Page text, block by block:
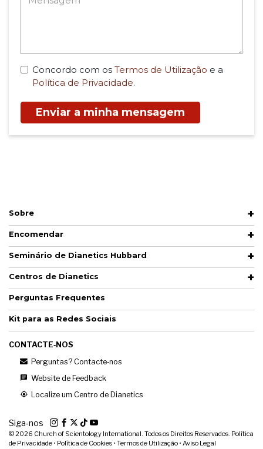
Concordo com os Termos de Utilização e a
Política de Privacidade.
Enviar a minha mensagem
Sobre
Encomendar
Seminário de Dianetics Hubbard
Centros de Dianetics
Perguntas Frequentes
Kit para as Redes Sociais
CONTACTE‑NOS
Perguntas? Contacte‑nos
Website de Feedback
Localize um Centro de Dianetics
Siga‑nos
© 2026 Church of Scientology International. Todos os Direitos Reservados. Política
de Privacidade • Política de Cookies • Termos de Utilização • Aviso Legal